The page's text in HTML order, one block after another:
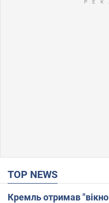
TOP NEWS
Кремль отримав